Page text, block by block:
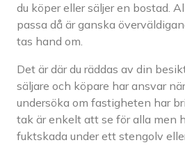
du köper eller säljer en bostad.
passa då är ganska
tas hand om.
Det är där du räddas av din
säljare och köpare har ansvar
undersöka om fastigheten har
tak är enkelt att se för alla men
fuktskada under ett stengolv